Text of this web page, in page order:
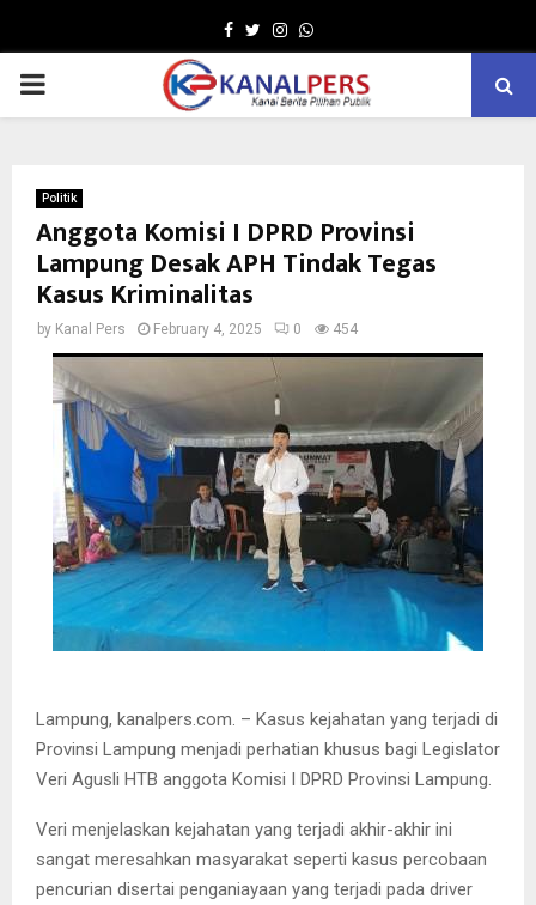
Facebook
TwitterInstagram
Whatsapp
PRIMARY
Politik
Anggota Komisi I DPRD Provinsi
Lampung Desak APH Tindak Tegas
Kasus Kriminalitas
by Kanal Pers February 4, 2025 0 454
Lampung, kanalpers.com. – Kasus kejahatan yang terjadi di
Provinsi Lampung menjadi perhatian khusus bagi Legislator
Veri Agusli HTB anggota Komisi I DPRD Provinsi Lampung.
Veri menjelaskan kejahatan yang terjadi akhir-akhir ini
sangat meresahkan masyarakat seperti kasus percobaan
pencurian disertai penganiayaan yang terjadi pada driver